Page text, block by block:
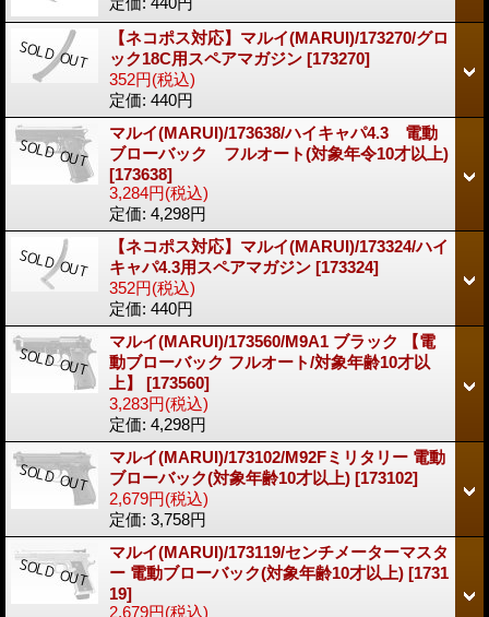
【ネコポス対応】マルイ(MARUI)/173270/グロ
ック18C用スペアマガジン [173270]
352円(税込)
定価: 440円
マルイ(MARUI)/173638/ハイキャパ4.3 電動
ブローバック フルオート(対象年令10才以上)
[173638]
3,284円(税込)
定価: 4,298円
【ネコポス対応】マルイ(MARUI)/173324/ハイ
キャパ4.3用スペアマガジン [173324]
352円(税込)
定価: 440円
マルイ(MARUI)/173560/M9A1 ブラック 【電
動ブローバック フルオート/対象年齢10才以
上】 [173560]
3,283円(税込)
定価: 4,298円
マルイ(MARUI)/173102/M92Fミリタリー 電動
ブローバック(対象年齢10才以上) [173102]
2,679円(税込)
定価: 3,758円
マルイ(MARUI)/173119/センチメーターマスタ
ー 電動ブローバック(対象年齢10才以上) [1731
19]
2,679円(税込)